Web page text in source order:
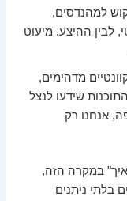
למהנדסים,
לבין ההיצע. מיעוט
מדהימים,
שידעו לנצל
אנחנו רק
במקרה הזה,
בלתי ניתנים